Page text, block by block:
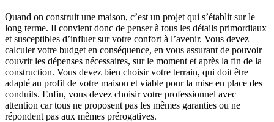
Quand on construit une maison, c’est un projet qui s’établit sur le
long terme. Il convient donc de penser à tous les détails primordiaux
et susceptibles d’influer sur votre confort à l’avenir. Vous devez
calculer votre budget en conséquence, en vous assurant de pouvoir
couvrir les dépenses nécessaires, sur le moment et après la fin de la
construction. Vous devez bien choisir votre terrain, qui doit être
adapté au profil de votre maison et viable pour la mise en place des
conduits. Enfin, vous devez choisir votre professionnel avec
attention car tous ne proposent pas les mêmes garanties ou ne
répondent pas aux mêmes prérogatives.